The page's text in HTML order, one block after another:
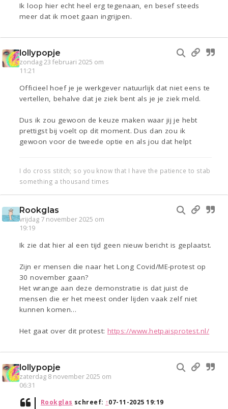
Ik loop hier echt heel erg tegenaan, en besef steeds
meer dat ik moet gaan ingrijpen.
lollypopje
zondag 23 februari 2025 om
11:21
Officieel hoef je je werkgever natuurlijk dat niet eens te
vertellen, behalve dat je ziek bent als je je ziek meld.
Dus ik zou gewoon de keuze maken waar jij je hebt
prettigst bij voelt op dit moment. Dus dan zou ik
gewoon voor de tweede optie en als jou dat helpt
I do cross stitch; so you know that I have the patience to stab
something a thousand times
Rookglas
vrijdag 7 november 2025 om
19:19
Ik zie dat hier al een tijd geen nieuw bericht is geplaatst.
Zijn er mensen die naar het Long Covid/ME-protest op
30 november gaan?
Het wrange aan deze demonstratie is dat juist de
mensen die er het meest onder lijden vaak zelf niet
kunnen komen…
Het gaat over dit protest: https://www.hetpaisprotest.nl/
lollypopje
zaterdag 8 november 2025 om
06:31
Rookglas schreef: ↑07-11-2025 19:19